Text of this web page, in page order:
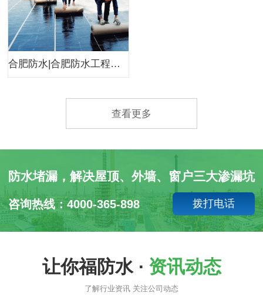
合肥防水|合肥防水工程公司|合肥小韩防水
查看更多
防水堵漏，解决屋顶、外墙、窗户三大渗漏坑
咨询热线：4000-365-898 拨打电话
让你福防水 · 资讯动态
了解行业资讯 关注公司动态